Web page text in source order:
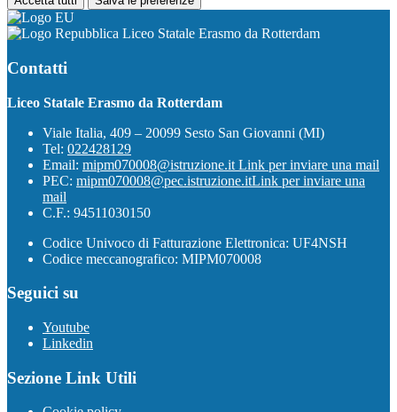
Liceo Statale Erasmo da Rotterdam
Contatti
Liceo Statale Erasmo da Rotterdam
Viale Italia, 409 – 20099 Sesto San Giovanni (MI)
Tel: 022428129
Email: mipm070008@istruzione.it Link per inviare una mail
PEC: mipm070008@pec.istruzione.itLink per inviare una
mail
C.F.: 94511030150
Codice Univoco di Fatturazione Elettronica: UF4NSH
Codice meccanografico: MIPM070008
Seguici su
Youtube
Linkedin
Sezione Link Utili